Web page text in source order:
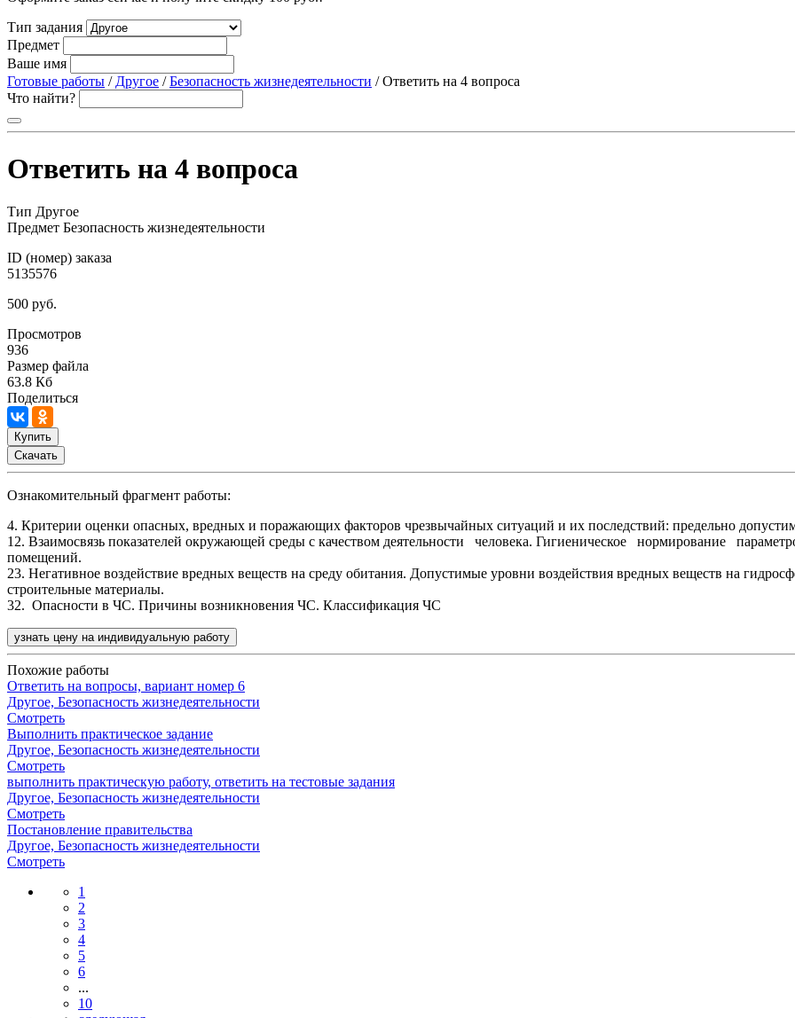
Тип задания
Предмет
Ваше имя
Готовые работы / Другое /Безопасность жизнедеятельности / Ответить на 4 вопроса
Что найти?
Ответить на 4 вопроса
Тип Другое
Предмет Безопасность жизнедеятельности
ID (номер) заказа
5135576
500 руб.
Просмотров
936
Размер файла
63.8 Кб
Поделиться
Купить
Скачать
Ознакомительный фрагмент работы:
4. Критерии оценки опасных, вредных и поражающих факторов чрезвычайных ситуаций и их последствий: предельно
12. Взаимосвязь показателей окружающей среды с качеством деятельности человека. Гигиеническое нормирование
помещений.
23. Негативное воздействие вредных веществ на среду обитания. Допустимые уровни воздействия вредных веществ на
строительные материалы.
32. Опасности в ЧС. Причины возникновения ЧС. Классификация ЧС
узнать цену на индивидуальную работу
Похожие работы
Ответить на вопросы, вариант номер 6
Другое, Безопасность жизнедеятельности
Смотреть
Выполнить практическое задание
Другое, Безопасность жизнедеятельности
Смотреть
выполнить практическую работу, ответить на тестовые задания
Другое, Безопасность жизнедеятельности
Смотреть
Постановление правительства
Другое, Безопасность жизнедеятельности
Смотреть
1
2
3
4
5
6
...
10